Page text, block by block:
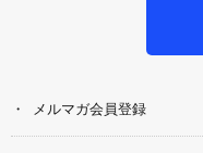
メルマガ会員登録